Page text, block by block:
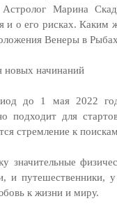
Марина
и о его рисках. Каким
Венеры в
новых начинаний
до 1 мая 2022
подходит для
стремление к
значительные
и путешественники,
к жизни и миру.